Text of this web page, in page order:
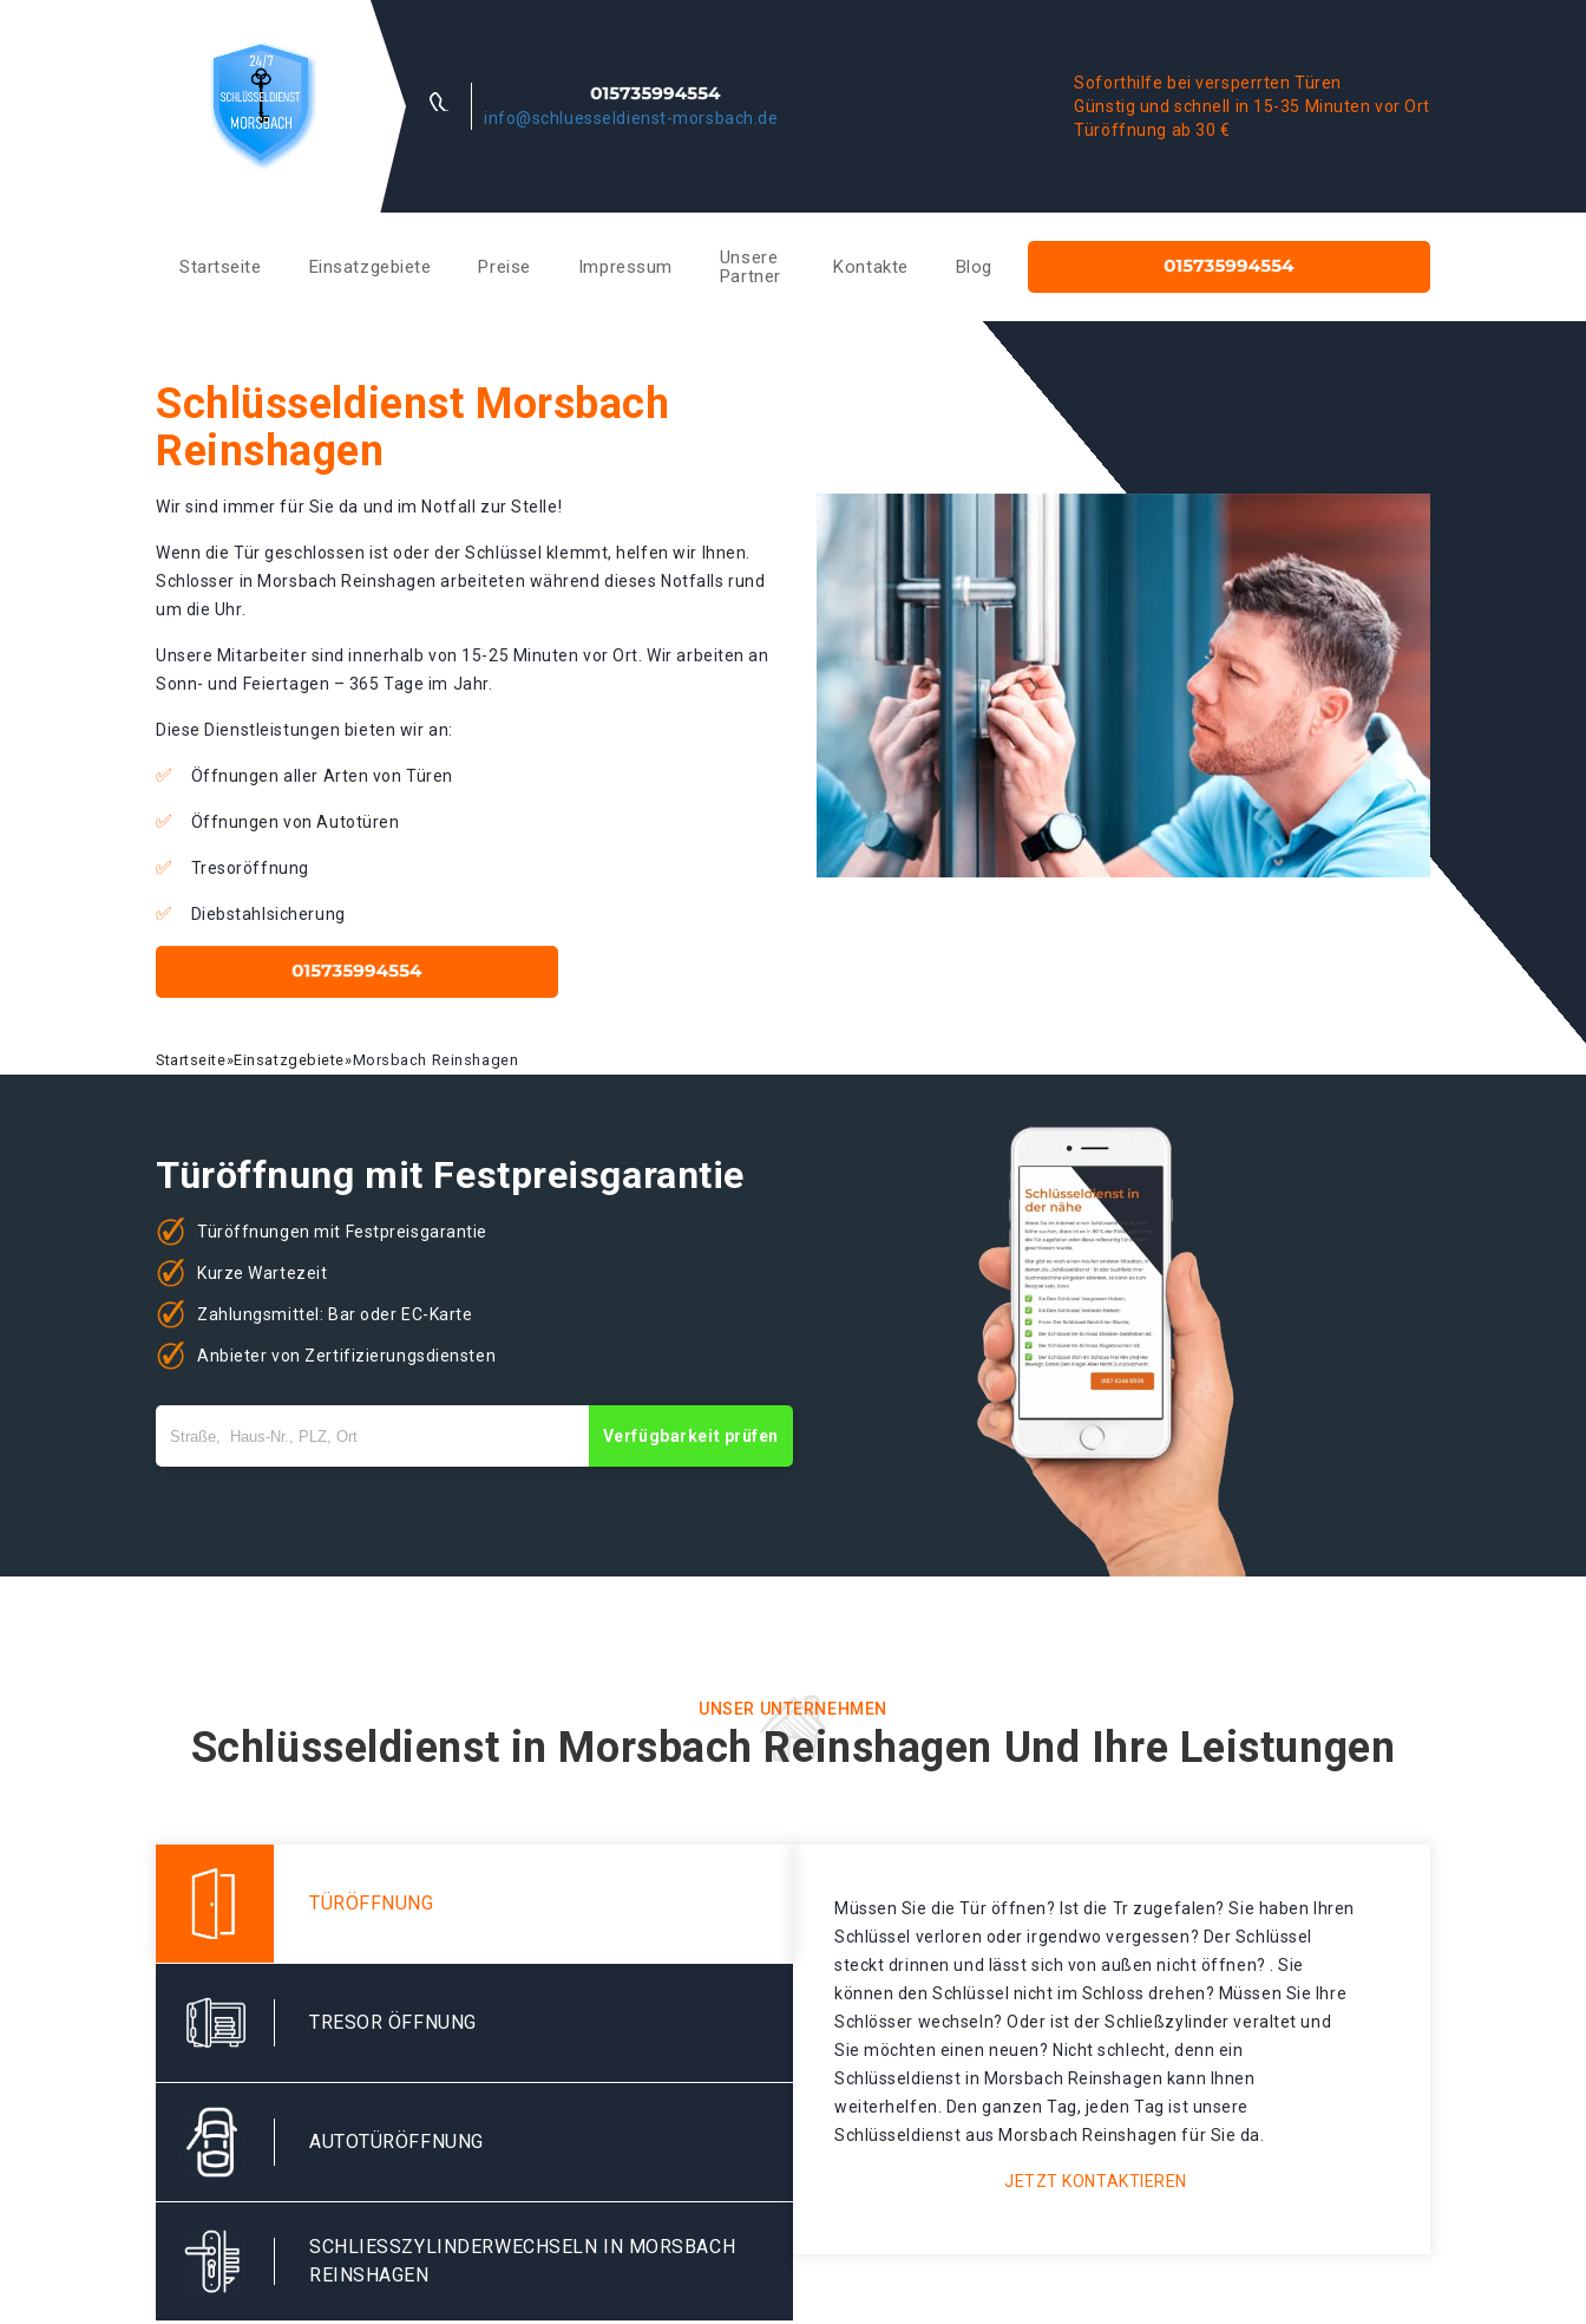
info@schluesseldienst-morsbach.de
Soforthilfe bei versperrten Türen
Günstig und schnell in 15-35 Minuten vor Ort
Türöffnung ab 30 €
Startseite Einsatzgebiete Preise Impressum
Unsere
Partner
Kontakte Blog
Schlüsseldienst Morsbach
Reinshagen
Wir sind immer für Sie da und im Notfall zur Stelle!
Wenn die Tür geschlossen ist oder der Schlüssel klemmt, helfen wir Ihnen.
Schlosser in Morsbach Reinshagen arbeiteten während dieses Notfalls rund
um die Uhr.
Unsere Mitarbeiter sind innerhalb von 15-25 Minuten vor Ort. Wir arbeiten an
Sonn- und Feiertagen – 365 Tage im Jahr.
Diese Dienstleistungen bieten wir an:
Öffnungen aller Arten von Türen
Öffnungen von Autotüren
Tresoröffnung
Diebstahlsicherung
Startseite»Einsatzgebiete»Morsbach Reinshagen
Türöffnung mit Festpreisgarantie
Türöffnungen mit Festpreisgarantie
Kurze Wartezeit
Zahlungsmittel: Bar oder EC-Karte
Anbieter von Zertifizierungsdiensten
Verfügbarkeit prüfen
UNSER UNTERNEHMEN
Schlüsseldienst in Morsbach Reinshagen Und Ihre Leistungen
TÜRÖFFNUNG
TRESOR ÖFFNUNG
AUTOTÜRÖFFNUNG
SCHLIESSZYLINDERWECHSELN IN MORSBACH R
EINSHAGEN
Müssen Sie die Tür öffnen? Ist die Tr zugefalen? Sie haben Ihren
Schlüssel verloren oder irgendwo vergessen? Der Schlüssel
steckt drinnen und lässt sich von außen nicht öffnen? . Sie
können den Schlüssel nicht im Schloss drehen? Müssen Sie Ihre
Schlösser wechseln? Oder ist der Schließzylinder veraltet und
Sie möchten einen neuen? Nicht schlecht, denn ein
Schlüsseldienst in Morsbach Reinshagen kann Ihnen
weiterhelfen. Den ganzen Tag, jeden Tag ist unsere
Schlüsseldienst aus Morsbach Reinshagen für Sie da.
JETZT KONTAKTIEREN